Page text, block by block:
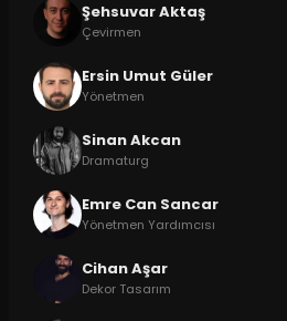
Şehsuvar Aktaş
Çevirmen
Ersin Umut Güler
Yönetmen
Sinan Akcan
Dramaturg
Emre Can Sancar
Yönetmen Yardımcısı
Cihan Aşar
Dekor Tasarım